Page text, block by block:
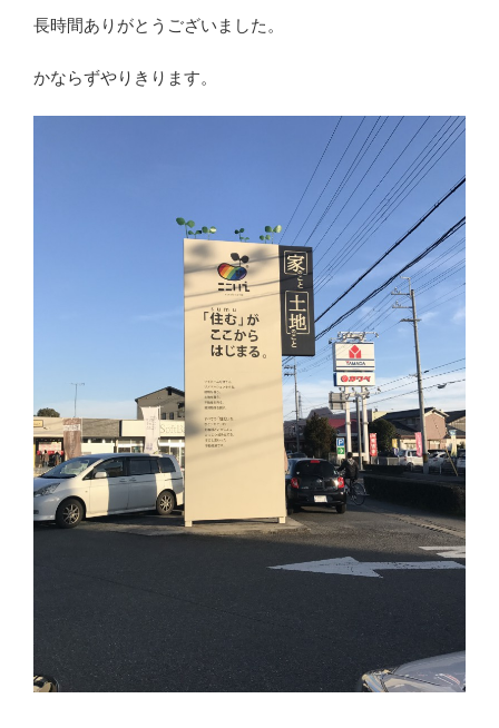
長時間ありがとうございました。
かならずやりきります。